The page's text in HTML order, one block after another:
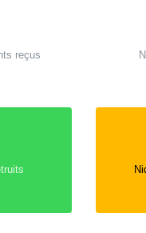
reçus